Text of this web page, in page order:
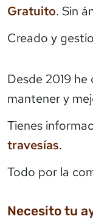
Gratuito. Sin
Creado y
Desde 2019 he
mantener y
Tienes
travesías.
Todo por la
Necesito tu